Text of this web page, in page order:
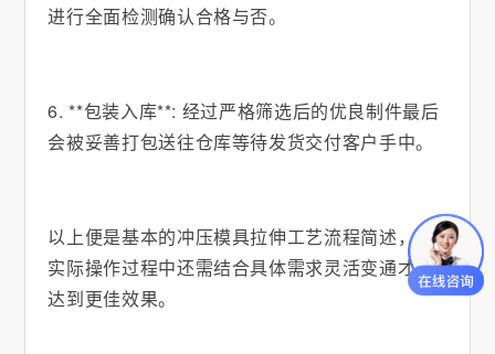
进行全面检测确认合格与否。
6. **包装入库**: 经过严格筛选后的优良制件最后
会被妥善打包送往仓库等待发货交付客户手中。
以上便是基本的冲压模具拉伸工艺流程简述，在
实际操作过程中还需结合具体需求灵活变通才能
达到更佳效果。